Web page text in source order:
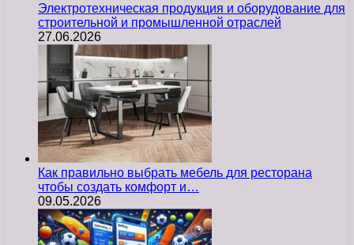
Электротехническая продукция и оборудование для
строительной и промышленной отраслей
27.06.2026
Как правильно выбрать мебель для ресторана
чтобы создать комфорт и…
09.05.2026